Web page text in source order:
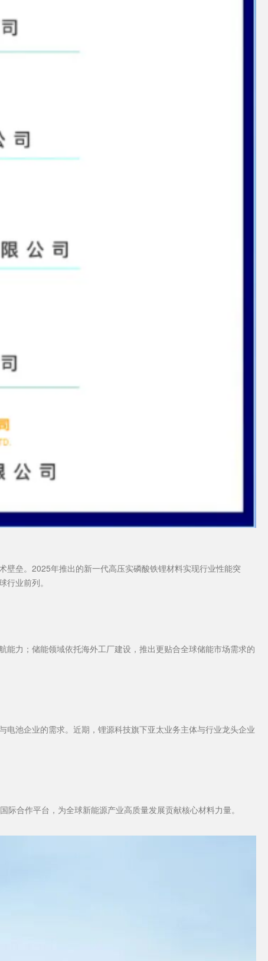
垒。2025年推出的新一代高压实磷酸铁锂材料实现行业性能突
行业前列。
力；储能领域依托海外工厂建设，推出更贴合全球储能市场需求的
池企业的需求。近期，锂源科技旗下亚太业务主体与行业龙头企业
合作平台，为全球新能源产业高质量发展贡献核心材料力量。